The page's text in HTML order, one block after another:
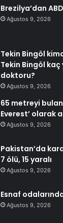
Brezilya’dan
Ağustos 9, 2026
Tekin Bingöl
Tekin Bingöl kaç
doktoru?
Ağustos 9, 2026
65 metreyi
Everest’ olarak
Ağustos 9, 2026
Pakistan’da
7 ölü, 15 yaralı
Ağustos 9, 2026
Esnaf
Ağustos 9, 2026